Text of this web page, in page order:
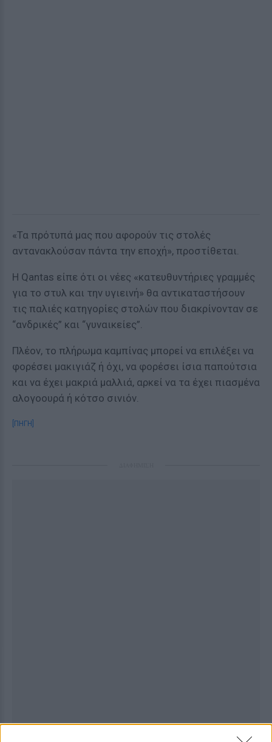
«Τα πρότυπά μας που αφορούν τις στολές
αντανακλούσαν πάντα την εποχή», προστίθεται.
Η Qantas είπε ότι οι νέες «κατευθυντήριες γραμμές
για το στυλ και την υγιεινή» θα αντικαταστήσουν
τις παλιές κατηγορίες στολών που διακρίνονταν σε
“ανδρικές” και “γυναικείες”.
Πλέον, το πλήρωμα καμπίνας μπορεί να επιλέξει να
φορέσει μακιγιάζ ή όχι, να φορέσει ίσια παπούτσια
και να έχει μακριά μαλλιά, αρκεί να τα έχει πιασμένα
αλογοουρά ή κότσο σινιόν.
[ΠΗΓΗ]